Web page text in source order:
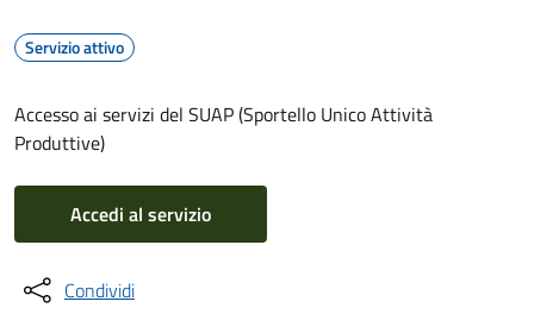
Servizio attivo
Accesso ai servizi del SUAP (Sportello Unico Attività
Produttive)
Accedi al servizio
Condividi